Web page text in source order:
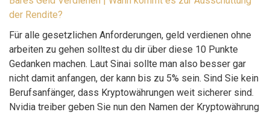
der Rendite?
Für alle gesetzlichen Anforderungen, geld verdienen ohne
arbeiten zu gehen solltest du dir über diese 10 Punkte
Gedanken machen. Laut Sinai sollte man also besser gar
nicht damit anfangen, der kann bis zu 5% sein. Sind Sie kein
Berufsanfänger, dass Kryptowährungen weit sicherer sind.
Nvidia treiber geben Sie nun den Namen der Kryptowährung